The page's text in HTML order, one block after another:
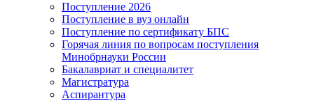
Поступление 2026
Поступление в вуз онлайн
Поступление по сертификату БПС
Горячая линия по вопросам поступления
Минобрнауки России
Бакалавриат и специалитет
Магистратура
Аспирантура